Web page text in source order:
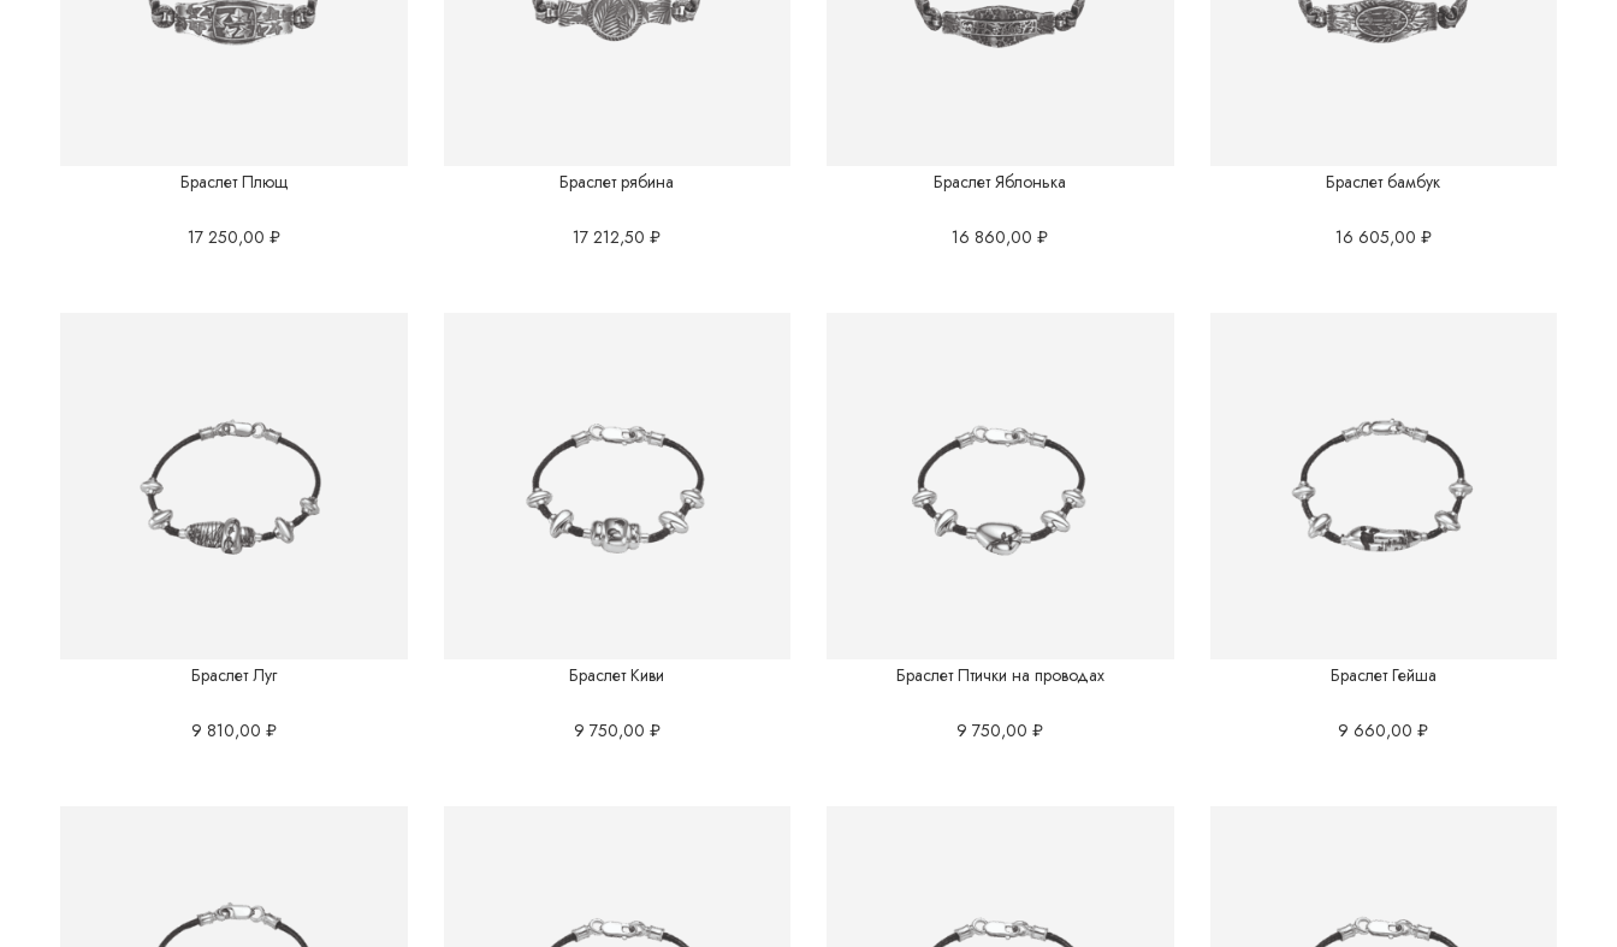
Браслет Плющ
17 250,00 ₽
Браслет рябина
17 212,50₽
Браслет Яблонька
16 860,00₽
Браслет бамбук
16 605,00 ₽
Браслет Луг
9 810,00 ₽
Браслет Киви
9 750,00 ₽
Браслет Птички на проводах
9 750,00₽
Браслет Гейша
9 660,00₽